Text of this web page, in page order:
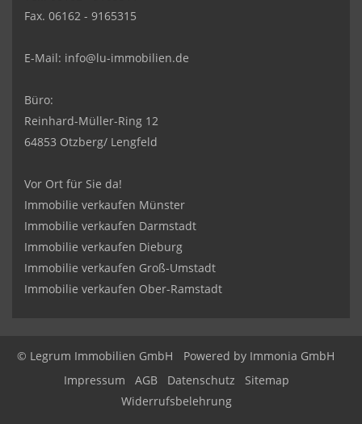
Fax. 06162 - 9165315
E-Mail: info@lu-immobilien.de
Büro:
Reinhard-Müller-Ring 12
64853 Otzberg/ Lengfeld
Vor Ort für Sie da!
Immobilie verkaufen Münster
Immobilie verkaufen Darmstadt
Immobilie verkaufen Dieburg
Immobilie verkaufen Groß-Umstadt
Immobilie verkaufen Ober-Ramstadt
© Legrum Immobilien GmbH Powered by Immonia GmbH
Impressum
AGB Datenschutz
Sitemap
Widerrufsbelehrung